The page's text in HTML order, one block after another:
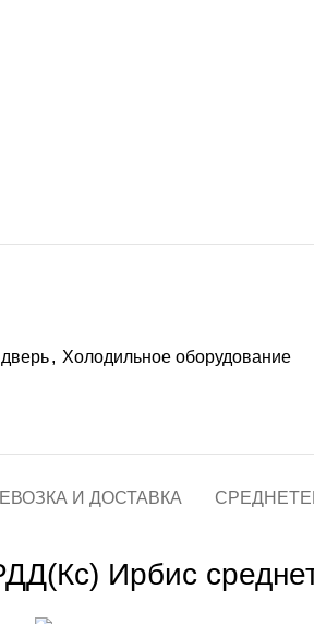
, Холодильное оборудование
И ДОСТАВКА
Ирбис